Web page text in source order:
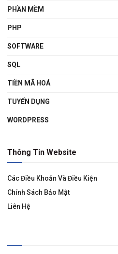
PHẦN MỀM
PHP
SOFTWARE
SQL
TIỀN MÃ HOÁ
TUYỂN DỤNG
WORDPRESS
Thông Tin Website
Các Điều Khoản Và Điều Kiện
Chính Sách Bảo Mật
Liên Hệ